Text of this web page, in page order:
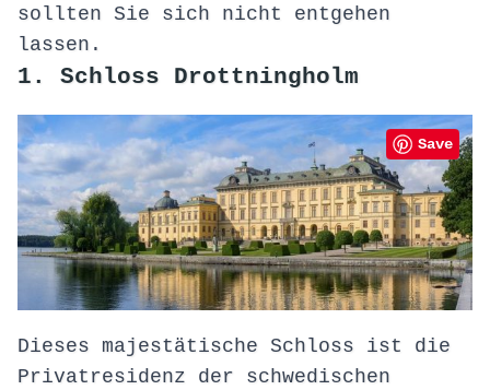
sollten Sie sich nicht entgehen
lassen.
1. Schloss Drottningholm
Save
Dieses majestätische Schloss ist die
Privatresidenz der schwedischen